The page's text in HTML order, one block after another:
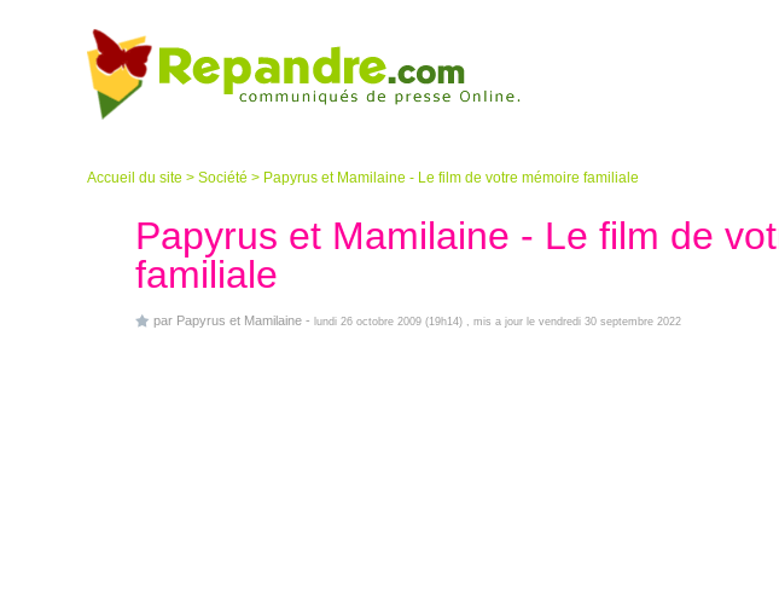
Accueil du site > Société > Papyrus et Mamilaine - Le film de votre mémoire familiale
Papyrus et Mamilaine - Le film de
familiale
par Papyrus et Mamilaine - lundi 26 octobre 2009 (19h14) , mis a jour le vendredi 30 septembre 2022